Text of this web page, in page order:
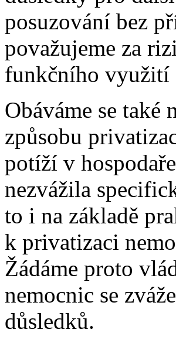
posuzování bez
považujeme za
funkčního využití
Obáváme se také
způsobu
potíží v
nezvážila
to i na základě
k privatizaci
Žádáme proto
nemocnic se
důsledků.